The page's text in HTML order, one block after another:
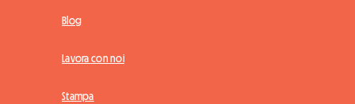
Blog
Lavora con noi
Stampa